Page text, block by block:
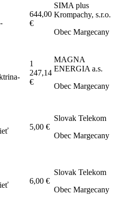
644,00
€
SIMA plus
Krompachy, s.r.o.
Obec Margecany
1
247,14
€
MAGNA
ENERGIA a.s.
Obec Margecany
5,00 €
Slovak Telekom
Obec Margecany
6,00 €
Slovak Telekom
Obec Margecany